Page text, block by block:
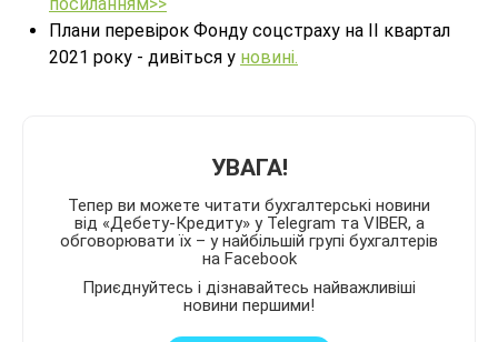
Плани перевірок Фонду соцстраху на ІI квартал
2021 року - дивіться у новині.
УВАГА!
Тепер ви можете читати бухгалтерські новини
від «Дебету-Кредиту» у Telegram та VIBER, а
обговорювати їх – у найбільшій групі бухгалтерів
на Facebook
Приєднуйтесь і дізнавайтесь найважливіші
новини першими!